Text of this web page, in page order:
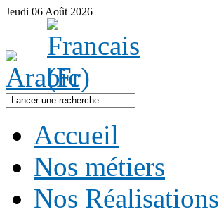
Jeudi 06 Août 2026
Accueil
Nos métiers
Nos Réalisations